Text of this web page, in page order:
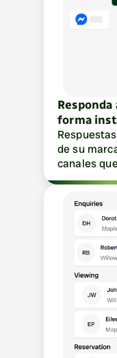
Responda
forma
de su
canales